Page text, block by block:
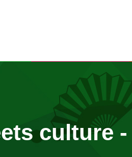
culture -